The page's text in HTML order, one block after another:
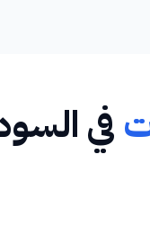
في